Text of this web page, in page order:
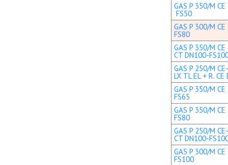
GAS P 350/M
FS50
GAS P 300/M
FS80
GAS P 350/M CE
CT DN100-
GAS P 250/M CE-
LX TL EL + R. CE
GAS P 350/M
FS65
GAS P 350/M
FS80
GAS P 250/M
CT DN100-
GAS P 300/M
FS100